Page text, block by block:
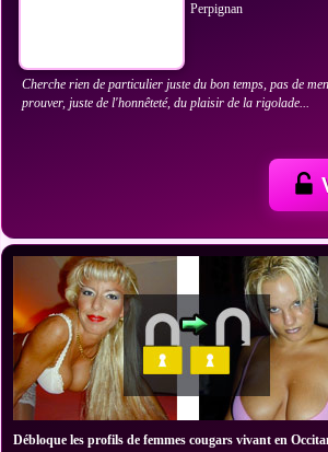
Perpignan
Cherche rien de particulier juste du bon temps, pas de
prouver, juste de l'honnêteté, du plaisir de la rigolade...
Débloque les profils de femmes cougars vivant en